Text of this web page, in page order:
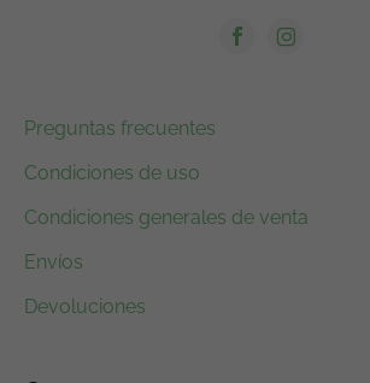
Preguntas frecuentes
Condiciones de uso
Condiciones generales de venta
Envíos
Devoluciones